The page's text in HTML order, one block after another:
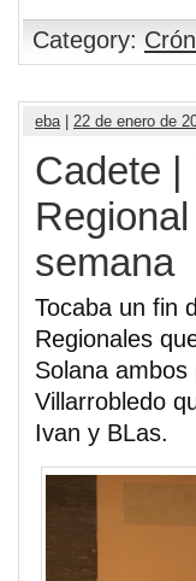
Category:
eba 22 de enero de
Cadete |
semana
Tocaba un fin
Regionales
Solana
Villarrobledo
Ivan y BLas.